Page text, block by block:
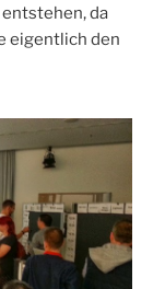
da
eigentlich den